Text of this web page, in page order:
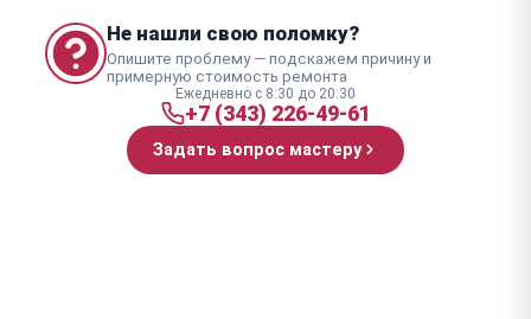
Не нашли свою поломку?
Опишите проблему — подскажем причину и
примерную стоимость ремонта
Ежедневно с 8:30 до 20:30
+7 (343) 226-49-61
Задать вопрос мастеру